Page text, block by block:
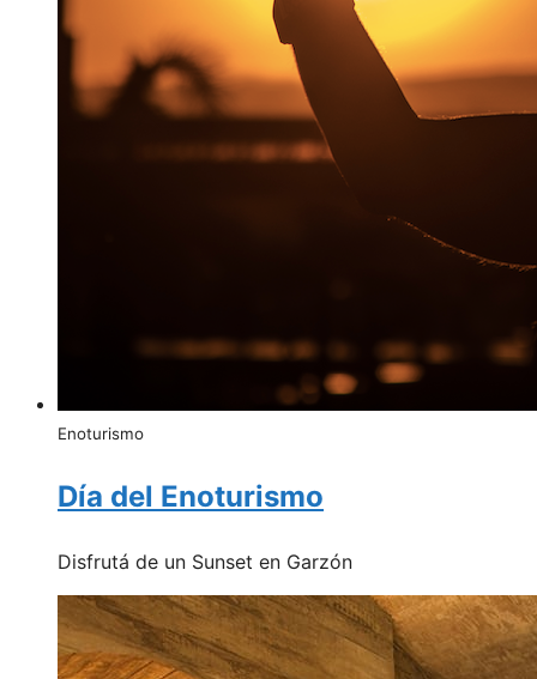
Enoturismo
Día del Enoturismo
Disfrutá de un Sunset en Garzón